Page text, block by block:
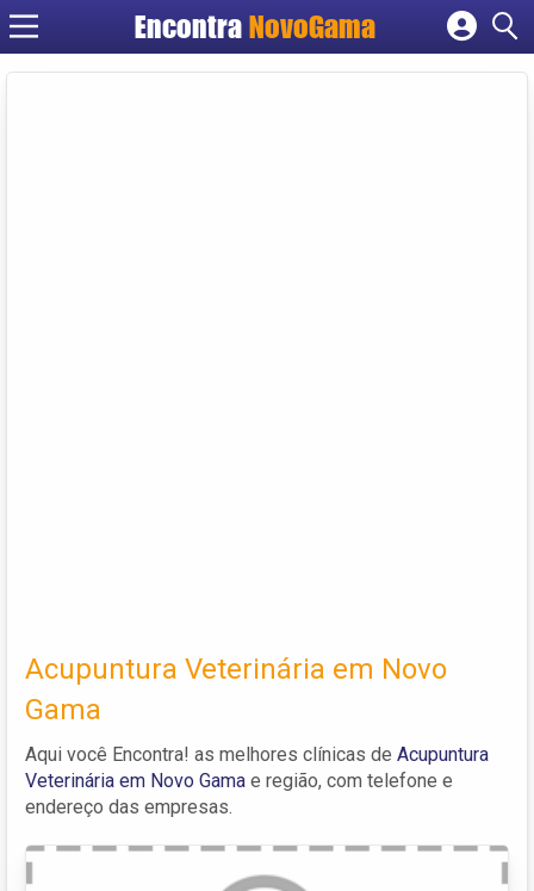
EncontraNovoGama
Cadastrar empresa
Acupuntura Veterinária em Novo
Gama
Aqui você Encontra! as melhores clínicas de Acupuntura
Veterinária em Novo Gama e região, com telefone e
endereço das empresas.